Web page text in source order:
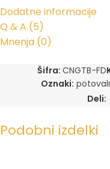
Dodatne informacije
Q & A (5)
Mnenja (0)
Šifra: CNGTB-FD
Oznaki:
Deli:
Podobni izdelki